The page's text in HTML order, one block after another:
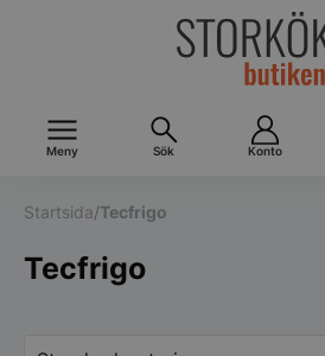
Meny Sök Konto
Startsida/Tecfrigo
Tecfrigo